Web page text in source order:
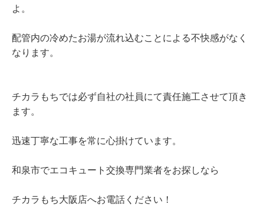
よ。
配管内の冷めたお湯が流れ込むことによる不快感がなく
なります。
チカラもちでは必ず自社の社員にて責任施工させて頂き
ます。
迅速丁寧な工事を常に心掛けています。
和泉市でエコキュート交換専門業者をお探しなら
チカラもち大阪店へお電話ください！